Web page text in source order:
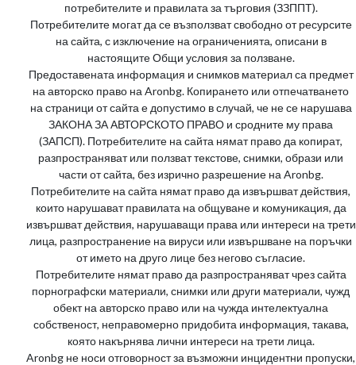
потребителите и правилата за търговия (ЗЗППТ).
Потребителите могат да се възползват свободно от ресурсите
на сайта, с изключение на ограниченията, описани в
настоящите Общи условия за ползване.
Предоставената информация и снимков материал са предмет
на авторско право на Aronbg. Копирането или отпечатването
на страници от сайта е допустимо в случай, че не се нарушава
ЗАКОНА ЗА АВТОРСКОТО ПРАВО и сродните му права
(ЗАПСП). Потребителите на сайта нямат право да копират,
разпространяват или ползват текстове, снимки, образи или
части от сайта, без изрично разрешение на Aronbg.
Потребителите на сайта нямат право да извършват действия,
които нарушават правилата на общуване и комуникация, да
извършват действия, нарушаващи права или интереси на трети
лица, разпространение на вируси или извършване на поръчки
от името на друго лице без негово съгласие.
Потребителите нямат право да разпространяват чрез сайта
порнографски материали, снимки или други материали, чужд
обект на авторско право или на чужда интелектуална
собственост, неправомерно придобита информация, такава,
която накърнява лични интереси на трети лица.
Aronbg не носи отговорност за възможни инцидентни пропуски,